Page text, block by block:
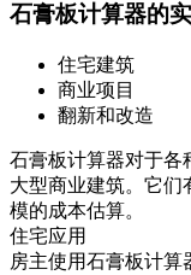
石膏板计算器的
住宅建筑
商业项目
翻新和改造
石膏板计算器对于各
大型商业建筑。它们
模的成本估算。
住宅应用
房主使用石膏板计算